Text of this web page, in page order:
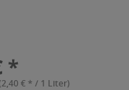
*
€ * / 1 Liter)